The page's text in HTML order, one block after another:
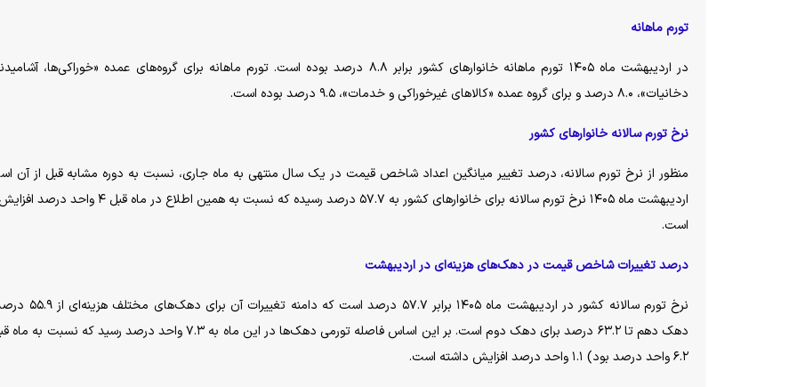
تورم ماهانه
در اردیبهشت ماه ۱۴۰۵ تورم ماهانه خانوار‌های کشور برابر ۸.۸ درصد بوده است. تورم ماهانه برای گروه‌های عمده «خوراکی‌ها،
دخانیات»، ۸.۰ درصد و برای گروه عمده «کالا‌های غیرخوراکی و خدمات»، ۹.۵ درصد بوده است.
نرخ تورم سالانه خانوار‌های کشور
منظور از نرخ تورم سالانه، درصد تغییر میانگین اعداد شاخص قیمت در یک سال منتهی به ماه جاری، نسبت به دوره مشابه قبل از آن
اردیبهشت ماه ۱۴۰۵ نرخ تورم سالانه برای خانوار‌های کشور به ۵۷.۷ درصد رسیده که نسبت به همین اطلاع
است.
درصد تغییرات شاخص قیمت در دهک‌های هزینه‌ای در اردیبهشت
نرخ تورم سالانه کشور در اردیبهشت ماه ۱۴۰۵
دهک دهم تا ۶۳.۲ درصد برای دهک دوم است. بر این اساس فاصله تورمی دهک‌ها در این ماه به ۷.۳ واحد درصد رسید که
۶.۲ واحد درصد بود) ۱.۱ واحد درصد افزایش داشته است.